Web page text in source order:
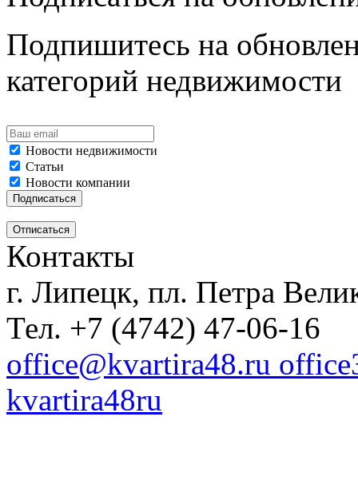
Подпишитесь на
категорий недвижимости
Новости недвижимости
Статьи
Новости компании
Контакты
г. Липецк, пл. Петра
Тел. +7 (4742) 47-06-16
office@kvartira48.ru
kvartira48ru